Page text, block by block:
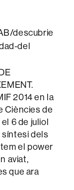
descubrie
del
2014 en la
Ciències de
6 de juliol
síntesi dels
el power
aviat,
que ara